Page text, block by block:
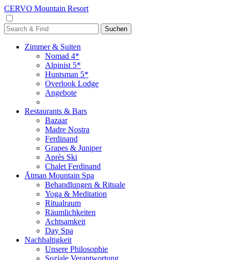
CERVO Mountain Resort
Zimmer & Suiten
Nomad 4*
Alpinist 5*
Huntsman 5*
Overlook Lodge
Angebote
Restaurants & Bars
Bazaar
Madre Nostra
Ferdinand
Grapes & Juniper
Après Ski
Chalet Ferdinand
Ātman Mountain Spa
Behandlungen & Rituale
Yoga & Meditation
Ritualraum
Räumlichkeiten
Achtsamkeit
Day Spa
Nachhaltigkeit
Unsere Philosophie
Soziale Verantwortung